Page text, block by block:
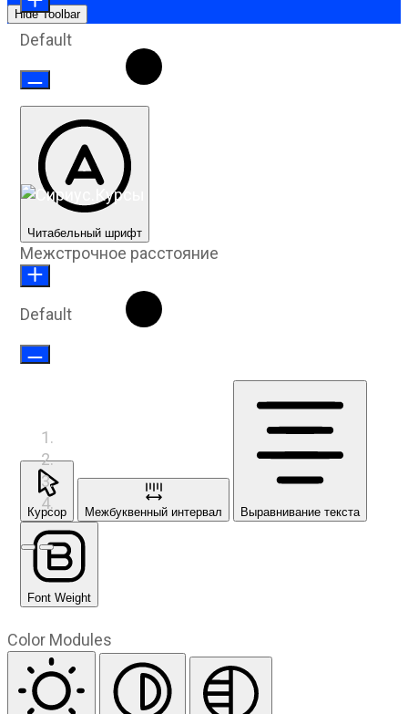
Предыдущий слайд
Следующий слайд
Hide Toolbar
Default
Читабельный шрифт
Межстрочное расстояние
Default
Курсор Межбуквенный интервал Выравнивание текста
Font Weight
Color Modules